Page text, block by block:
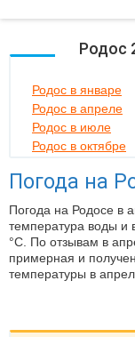
Родос
Родос в январе
Родос в апреле
Родос в июле
Родос в октябре
Погода на
Погода на Родосе в
температура воды и
°C. По отзывам в
примерная и
температуры в